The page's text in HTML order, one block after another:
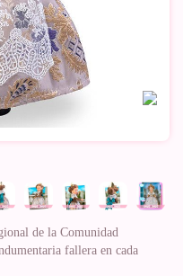
de la Comunidad
fallera en cada